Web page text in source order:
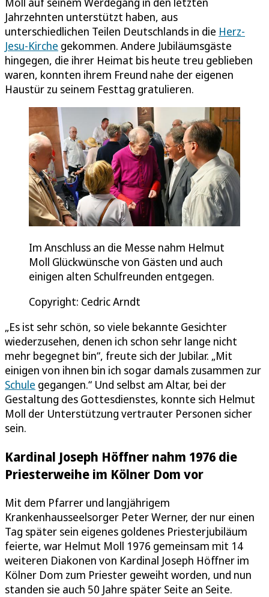
Jahrzehnten unterstützt haben, aus
unterschiedlichen Teilen Deutschlands in die Herz-
Jesu-Kirche gekommen. Andere Jubiläumsgäste
hingegen, die ihrer Heimat bis heute treu geblieben
waren, konnten ihrem Freund nahe der eigenen
Haustür zu seinem Festtag gratulieren.
Im Anschluss an die Messe nahm Helmut
Moll Glückwünsche von Gästen und auch
einigen alten Schulfreunden entgegen.
Copyright: Cedric Arndt
„Es ist sehr schön, so viele bekannte Gesichter
wiederzusehen, denen ich schon sehr lange nicht
mehr begegnet bin“, freute sich der Jubilar. „Mit
einigen von ihnen bin ich sogar damals zusammen zur
Schule gegangen.“ Und selbst am Altar, bei der
Gestaltung des Gottesdienstes, konnte sich Helmut
Moll der Unterstützung vertrauter Personen sicher
sein.
Kardinal Joseph Höffner nahm 1976 die
Priesterweihe im Kölner Dom vor
Mit dem Pfarrer und langjährigem
Krankenhausseelsorger Peter Werner, der nur einen
Tag später sein eigenes goldenes Priesterjubiläum
feierte, war Helmut Moll 1976 gemeinsam mit 14
weiteren Diakonen von Kardinal Joseph Höffner im
Kölner Dom zum Priester geweiht worden, und nun
standen sie auch 50 Jahre später Seite an Seite.